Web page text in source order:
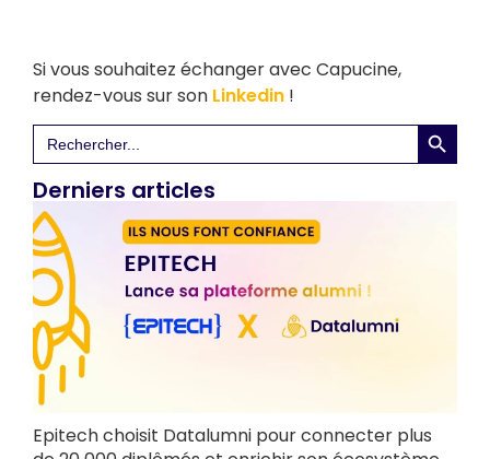
Si vous souhaitez échanger avec Capucine,
rendez-vous sur son Linkedin !
Search
for:
Search
Derniers articles
Epitech choisit Datalumni pour connecter plus